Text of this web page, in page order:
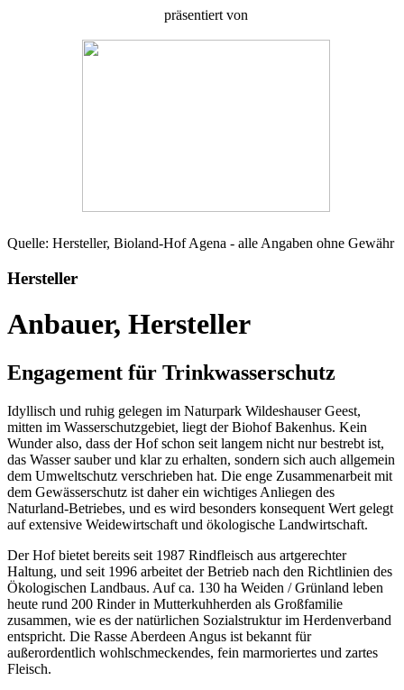
präsentiert von
Quelle: Hersteller, Bioland-Hof Agena - alle Angaben ohne Gewähr
Hersteller
Anbauer, Hersteller
Engagement für Trinkwasserschutz
Idyllisch und ruhig gelegen im Naturpark Wildeshauser Geest,
mitten im Wasserschutzgebiet, liegt der Biohof Bakenhus. Kein
Wunder also, dass der Hof schon seit langem nicht nur bestrebt ist,
das Wasser sauber und klar zu erhalten, sondern sich auch allgemein
dem Umweltschutz verschrieben hat. Die enge Zusammenarbeit mit
dem Gewässerschutz ist daher ein wichtiges Anliegen des
Naturland-Betriebes, und es wird besonders konsequent Wert gelegt
auf extensive Weidewirtschaft und ökologische Landwirtschaft.
Der Hof bietet bereits seit 1987 Rindfleisch aus artgerechter
Haltung, und seit 1996 arbeitet der Betrieb nach den Richtlinien des
Ökologischen Landbaus. Auf ca. 130 ha Weiden / Grünland leben
heute rund 200 Rinder in Mutterkuhherden als Großfamilie
zusammen, wie es der natürlichen Sozialstruktur im Herdenverband
entspricht. Die Rasse Aberdeen Angus ist bekannt für
außerordentlich wohlschmeckendes, fein marmoriertes und zartes
Fleisch.